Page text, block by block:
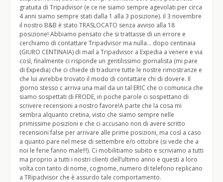
gratuita di Tripadvisor (e ce ne siamo sempre agevolati per circa
4 anni siamo sempre stati dalla 1 alla 3 posizione). il 3 novembre
il nostro B&B è stato TRASLOCATO senza avviso alla 18
posizione! Abbiamo pensato che si trattasse di un errore e
cerchiamo di contattare Tripadvisor ma nulla… dopo centinaia
(GIURO CENTINAIA) di mail a Tripadvisor a Expedia a venere e via
così, finalmente ci risponde un gentilissimo giornalista (mi pare
di Expedia) che ci chiede di tradurre tutte le nostre rimostranze e
che lui avrebbe trovato il modo di contattare chi di dovere. Il
giorno stesso c arriva una mail da un tal ERIC che ci comunica che
siamo sospettati di FRODE, in poche parole ci sospettano di
scrivere recensioni a nostro favore!A parte che la cosa mi
sembra alquanto cretina, visto che siamo sempre nelle
primissime posizioni e che ci accusano non di avere scritto
recensioni false per arrivare alle prime posizioni, ma così a caso
a quanto pare nel mese di settembre e/o ottobre (si vede che a
noi le ferie fanno male!!!). Ci mobilitiamo subito e scriviamo a tutti
ma proprio a tutti i nostri clienti dell’ultimo anno e questi a loro
volta con tanto di nome, cognome, numero di telefono replicano
a TRipadvisor che è assurdo tale comportamento.